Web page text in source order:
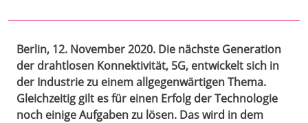
Berlin, 12. November 2020. Die nächste Generation
der drahtlosen Konnektivität, 5G, entwickelt sich in
der Industrie zu einem allgegenwärtigen Thema.
Gleichzeitig gilt es für einen Erfolg der Technologie
noch einige Aufgaben zu lösen. Das wird in dem